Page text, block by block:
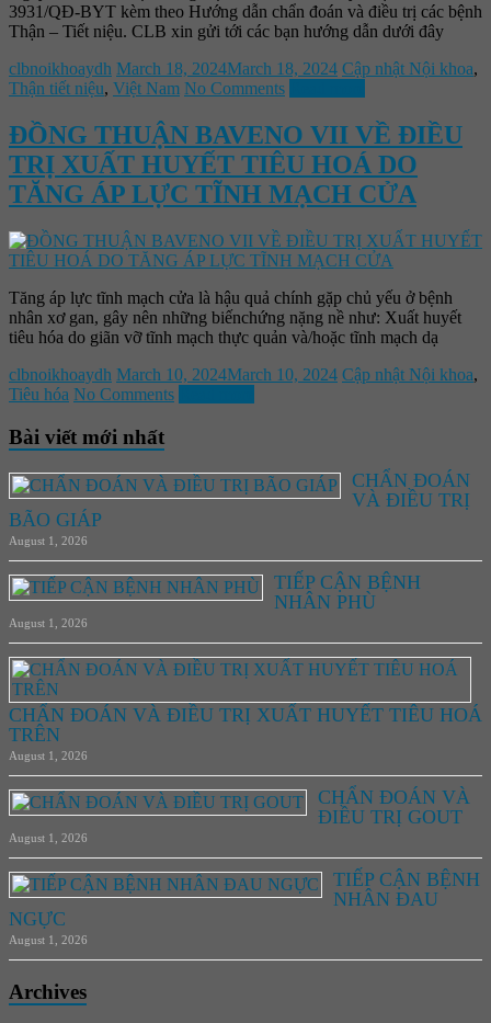
3931/QĐ-BYT kèm theo Hướng dẫn chẩn đoán và điều trị các bệnh
Thận – Tiết niệu. CLB xin gửi tới các bạn hướng dẫn dưới đây
clbnoikhoaydh March 18, 2024March 18, 2024 Cập nhật Nội khoa,
Thận tiết niệu, Việt Nam No Comments
ĐỒNG THUẬN BAVENO VII VỀ ĐIỀU
TRỊ XUẤT HUYẾT TIÊU HOÁ DO
TĂNG ÁP LỰC TĨNH MẠCH CỬA
Tăng áp lực tĩnh mạch cửa là hậu quả chính gặp chủ yếu ở bệnh
nhân xơ gan, gây nên những biếnchứng nặng nề như: Xuất huyết
tiêu hóa do giãn vỡ tĩnh mạch thực quản và/hoặc tĩnh mạch dạ
clbnoikhoaydh March 10, 2024March 10, 2024 Cập nhật Nội khoa,
Tiêu hóa No Comments
Bài viết mới nhất
CHẨN ĐOÁN
VÀ ĐIỀU TRỊ
BÃO GIÁP
August 1, 2026
TIẾP CẬN BỆNH
NHÂN PHÙ
August 1, 2026
CHẨN ĐOÁN VÀ ĐIỀU TRỊ XUẤT HUYẾT TIÊU HOÁ
TRÊN
August 1, 2026
CHẨN ĐOÁN VÀ
ĐIỀU TRỊ GOUT
August 1, 2026
TIẾP CẬN BỆNH
NHÂN ĐAU
NGỰC
August 1, 2026
Archives